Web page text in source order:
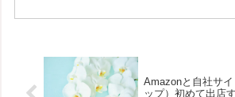
Amazonと自社サ
ップ）初めて出店